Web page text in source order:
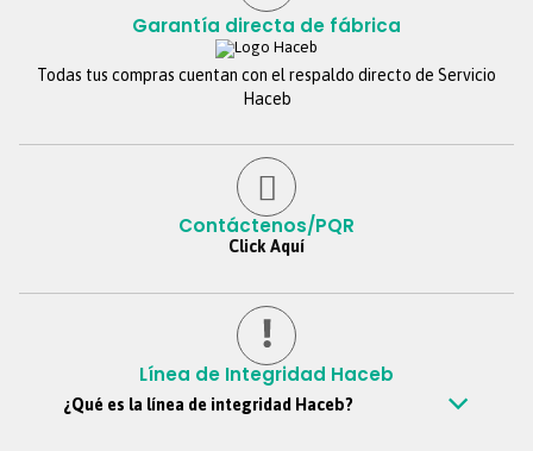
Garantía directa de fábrica
Todas tus compras cuentan con el respaldo directo de Servicio
Haceb
Contáctenos/PQR
Click Aquí
Línea de Integridad Haceb
¿Qué es la línea de integridad Haceb?